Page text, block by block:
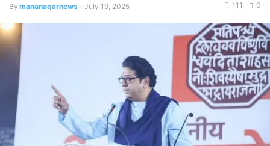
By mananagarnews - July 19, 2025 0
111